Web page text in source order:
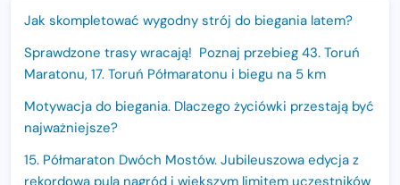
Jak skompletować wygodny strój do biegania latem?
Sprawdzone trasy wracają! Poznaj przebieg 43. Toruń
Maratonu, 17. Toruń Półmaratonu i biegu na 5 km
Motywacja do biegania. Dlaczego życiówki przestają być
najważniejsze?
15. Półmaraton Dwóch Mostów. Jubileuszowa edycja z
rekordową pulą nagród i większym limitem uczestników